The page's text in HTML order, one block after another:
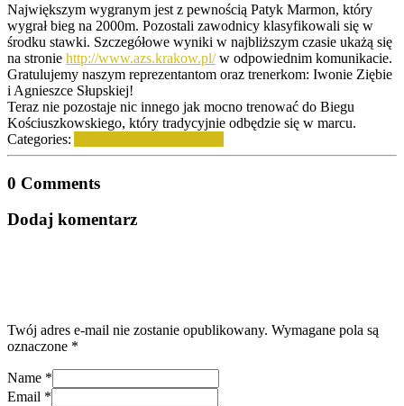
Największym wygranym jest z pewnością Patyk Marmon, który
wygrał bieg na 2000m. Pozostali zawodnicy klasyfikowali się w
środku stawki. Szczegółowe wyniki w najbliższym czasie ukażą się
na stronie http://www.azs.krakow.pl/w odpowiednim komunikacie.
Gratulujemy naszym reprezentantom oraz trenerkom: Iwonie Ziębie
i Agnieszce Słupskiej!
Teraz nie pozostaje nic innego jak mocno trenować do Biegu
Kościuszkowskiego, który tradycyjnie odbędzie się w marcu.
Categories:
0 Comments
Dodaj komentarz
Twój adres e-mail nie zostanie opublikowany. Wymagane pola są
oznaczone *
Name *
Email *